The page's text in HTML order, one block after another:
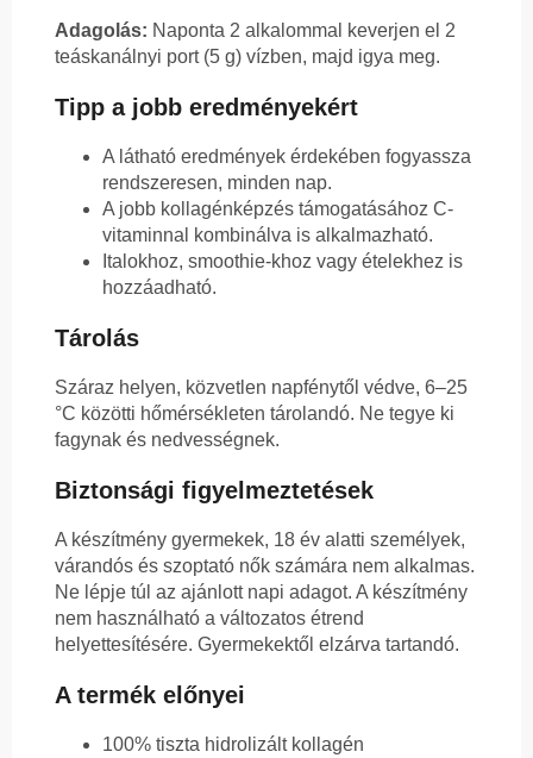
Adagolás: Naponta 2 alkalommal keverjen el 2
teáskanálnyi port (5 g) vízben, majd igya meg.
Tipp a jobb eredményekért
A látható eredmények érdekében fogyassza
rendszeresen, minden nap.
A jobb kollagénképzés támogatásához C-
vitaminnal kombinálva is alkalmazható.
Italokhoz, smoothie-khoz vagy ételekhez is
hozzáadható.
Tárolás
Száraz helyen, közvetlen napfénytől védve, 6–25
°C közötti hőmérsékleten tárolandó. Ne tegye ki
fagynak és nedvességnek.
Biztonsági figyelmeztetések
A készítmény gyermekek, 18 év alatti személyek,
várandós és szoptató nők számára nem alkalmas.
Ne lépje túl az ajánlott napi adagot. A készítmény
nem használható a változatos étrend
helyettesítésére. Gyermekektől elzárva tartandó.
A termék előnyei
100% tiszta hidrolizált kollagén